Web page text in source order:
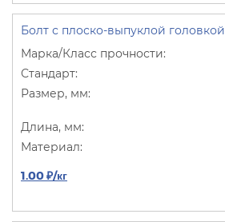
Болт с плоско-выпуклой головкой
1.00 ₽/кг